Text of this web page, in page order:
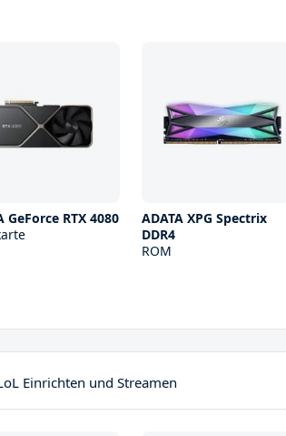
GeForce RTX 4080
ADATA XPG Spectrix
DDR4
ROM
Einrichten und Streamen